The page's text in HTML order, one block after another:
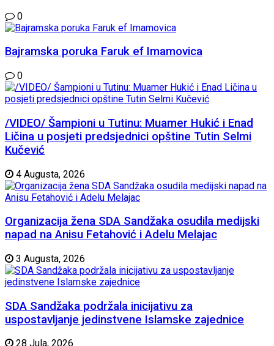
0
Bajramska poruka Faruk ef Imamovica
0
/VIDEO/ Šampioni u Tutinu: Muamer Hukić i Enad
Ličina u posjeti predsjednici opštine Tutin Selmi
Kučević
4 Augusta, 2026
Organizacija žena SDA Sandžaka osudila medijski
napad na Anisu Fetahović i Adelu Melajac
3 Augusta, 2026
SDA Sandžaka podržala inicijativu za
uspostavljanje jedinstvene Islamske zajednice
28 Jula, 2026